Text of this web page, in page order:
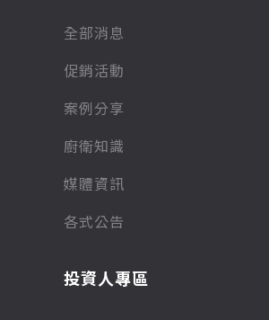
全部消息
促銷活動
案例分享
廚衛知識
媒體資訊
各式公告
投資人專區